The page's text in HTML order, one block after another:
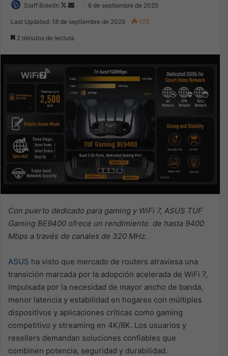
Staff Boletín
Follow
Send 6 de septiembre de 2025
Last Updated: 18 de septiembre de 2025 175
2 minutos de lectura
Con puerto dedicado para gaming y WiFi 7, ASUS TUF
Gaming BE9400 ofrece un rendimiento de hasta 9400
Mbps a través de canales de 320 MHz.
ASUS ha visto que mercado de routers atraviesa una
transición marcada por la adopción acelerada de WiFi 7,
impulsada por la necesidad de mayor ancho de banda,
menor latencia y estabilidad en hogares con múltiples
dispositivos y aplicaciones críticas como gaming
competitivo y streaming en 4K/8K. Los usuarios y
resellers demandan soluciones confiables que
combinen potencia, seguridad y durabilidad.